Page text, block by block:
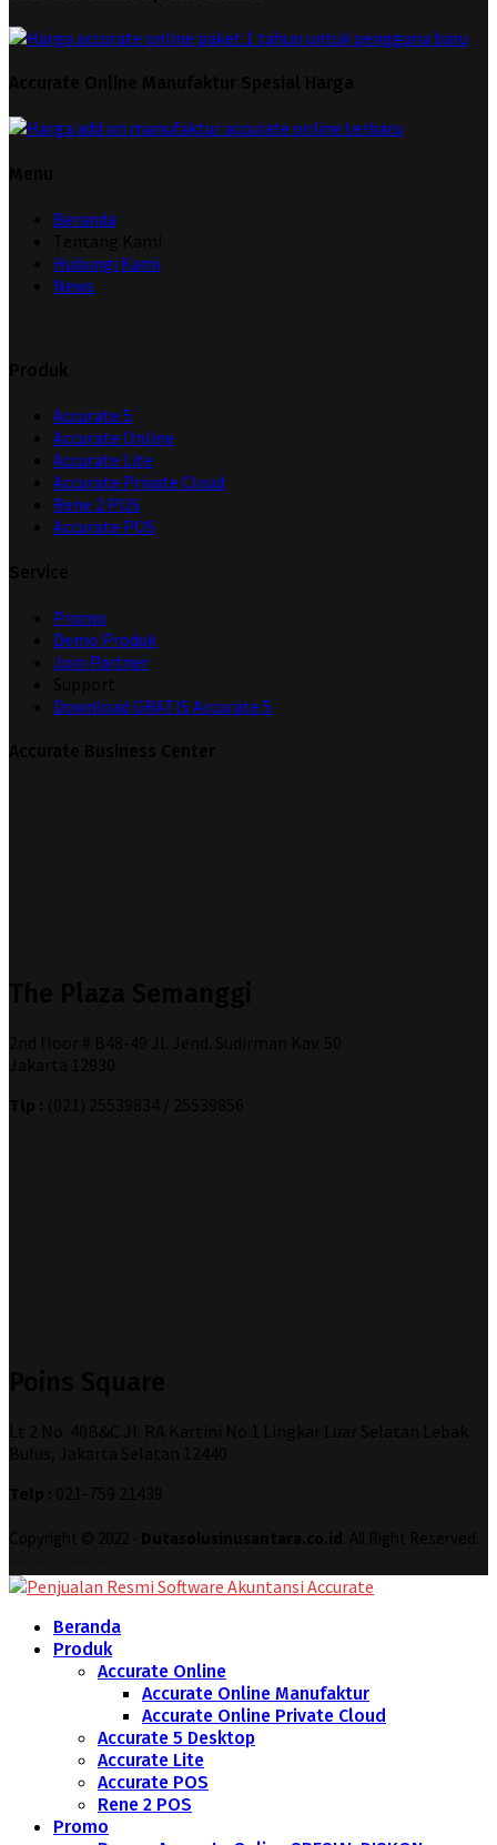
Beranda
Hubungi Kami
News
Accurate 5
Accurate Online
Accurate Lite
Accurate Private Cloud
Rene 2 POS
Accurate POS
Promo
Demo Produk
Join Partner
Download GRATIS Accurate 5
Beranda
Produk
Accurate Online
Accurate Online Manufaktur
Accurate Online Private Cloud
Accurate 5 Desktop
Accurate Lite
Accurate POS
Rene 2 POS
Promo